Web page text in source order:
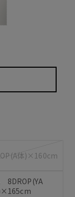
体)×160cm
8DROP(YA